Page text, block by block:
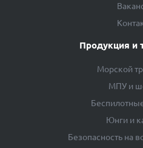
Продукция и
Морской
МПУ и
Юнги и
Безопасность на